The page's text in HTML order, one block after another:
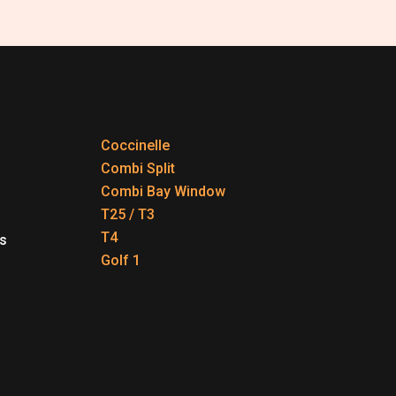
Coccinelle
Combi Split
Combi Bay Window
T25 / T3
T4
Golf 1